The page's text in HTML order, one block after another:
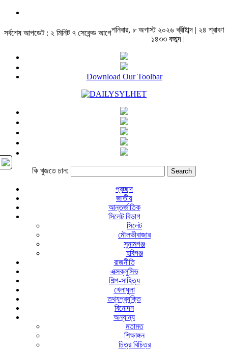
সর্বশেষ আপডেট : ২ মিনিট ৭ সেকেন্ড আগেশনিবার, ৮ অগাস্ট ২০২৬ খ্রীষ্টাব্দ | ২৪ শ্রাবণ
১৪৩৩ বঙ্গাব্দ |
Download Our Toolbar
কি খুজতে চান:
প্রচ্ছদ
জাতীয়
আন্তর্জাতিক
সিলেট বিভাগ
সিলেট
মৌলভীবাজার
সুনামগঞ্জ
হবিগঞ্জ
রাজনীতি
এক্সক্লুসিভ
শিল্প-সাহিত্য
খেলাধুলা
তথ্যপ্রযুক্তি
বিনোদন
অন্যান্য
মতামত
শিক্ষাঙ্গন
চিত্র বিচিত্র